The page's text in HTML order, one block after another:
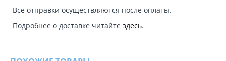
Все отправки осуществляются после оплаты.
Подробнее о доставке читайте здесь.